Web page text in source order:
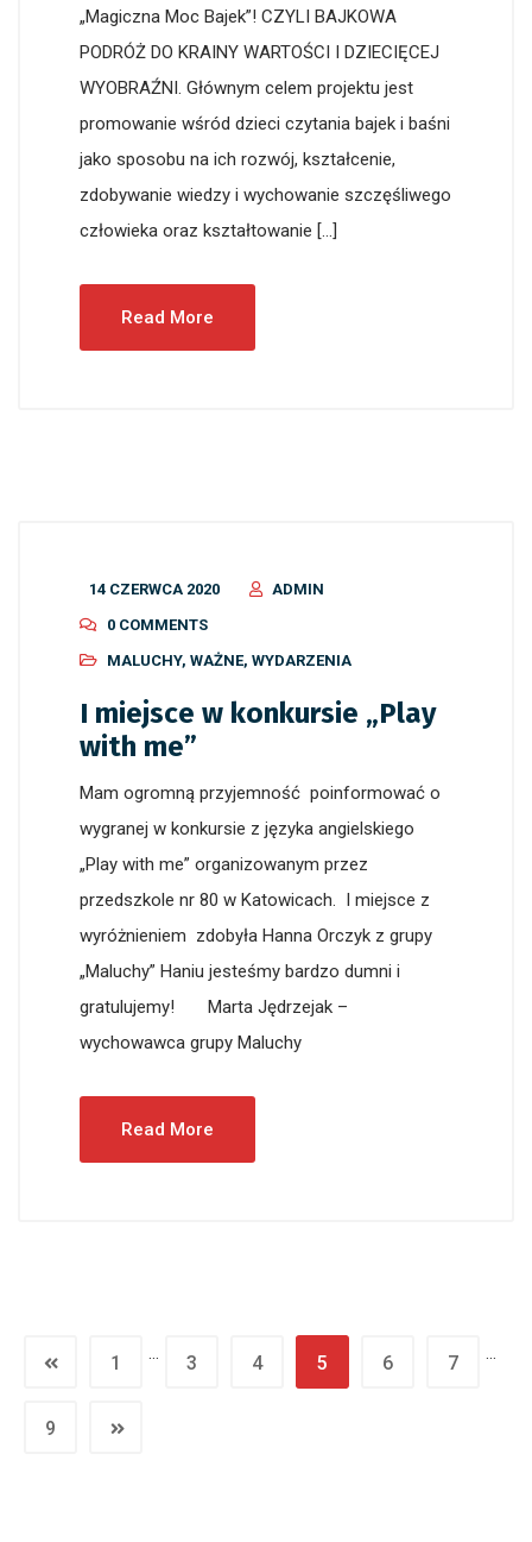
„Magiczna Moc Bajek”! CZYLI BAJKOWA
PODRÓŻ DO KRAINY WARTOŚCI I DZIECIĘCEJ
WYOBRAŹNI. Głównym celem projektu jest
promowanie wśród dzieci czytania bajek i baśni
jako sposobu na ich rozwój, kształcenie,
zdobywanie wiedzy i wychowanie szczęśliwego
człowieka oraz kształtowanie […]
Read More
14 CZERWCA 2020
ADMIN
0 COMMENTS
MALUCHY, WAŻNE, WYDARZENIA
I miejsce w konkursie „Play
with me”
Mam ogromną przyjemność poinformować o
wygranej w konkursie z języka angielskiego
„Play with me” organizowanym przez
przedszkole nr 80 w Katowicach. I miejsce z
wyróżnieniem zdobyła Hanna Orczyk z grupy
„Maluchy” Haniu jesteśmy bardzo dumni i
gratulujemy! Marta Jędrzejak –
wychowawca grupy Maluchy
Read More
1 … 3 4 5 6 7 …
9